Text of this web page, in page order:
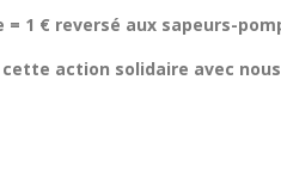
= 1 € reversé aux sapeurs-
action solidaire avec